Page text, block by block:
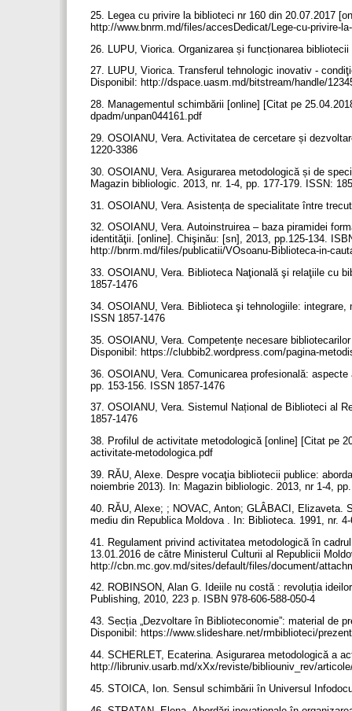
25. Legea cu privire la biblioteci nr 160 din 20.07.2017
http://www.bnrm.md/files/accesDedicat/Lege-cu-privire-
26. LUPU, Viorica. Organizarea și funcționarea
27. LUPU, Viorica. Transferul tehnologic inovativ -
Disponibil: http://dspace.uasm.md/bitstream/handle/
28. Managementul schimbării [online] [Citat pe
dpadm/unpan044161.pdf
29. OSOIANU, Vera. Activitatea de cercetare și
1220-3386
30. OSOIANU, Vera. Asigurarea metodologică și de
Magazin bibliologic. 2013, nr. 1-4, pp. 177-179. ISSN:
31. OSOIANU, Vera. Asistența de specialitate între
32. OSOIANU, Vera. Autoinstruirea – baza piramidei
identităţii. [online]. Chişinău: [sn], 2013, pp.125-134.
http://bnrm.md/files/publicatii/VOsoanu-Biblioteca-in-
33. OSOIANU, Vera. Biblioteca Naţională şi relaţiile cu
1857-1476
34. OSOIANU, Vera. Biblioteca şi tehnologiile:
ISSN 1857-1476
35. OSOIANU, Vera. Competențe necesare
Disponibil: https://clubbib2.wordpress.com/pagina-
36. OSOIANU, Vera. Comunicarea profesională:
pp. 153-156. ISSN 1857-1476
37. OSOIANU, Vera. Sistemul Național de Biblioteci al
1857-1476
38. Profilul de activitate metodologică [online] [Citat pe
activitate-metodologica.pdf
39. RĂU, Alexe. Despre vocaţia bibliotecii publice:
noiembrie 2013). In: Magazin bibliologic. 2013, nr 1-4,
40. RĂU, Alexe; ; NOVAC, Anton; GLÂBACI, Elizaveta.
mediu din Republica Moldova . In: Biblioteca. 1991, nr.
41. Regulament privind activitatea metodologică în
13.01.2016 de către Ministerul Culturii al Republicii
http://cbn.mc.gov.md/sites/default/files/document/
42. ROBINSON, Alan G. Ideiile nu costă : revoluția
Publishing, 2010, 223 p. ISBN 978-606-588-050-4
43. Secția „Dezvoltare în Biblioteconomie”: material de
Disponibil: https://www.slideshare.net/rmbiblioteci/
44. SCHERLET, Ecaterina. Asigurarea metodologică a
http://libruniv.usarb.md/xXx/reviste/bibliouniv_rev/
45. STOICA, Ion. Sensul schimbării în Universul